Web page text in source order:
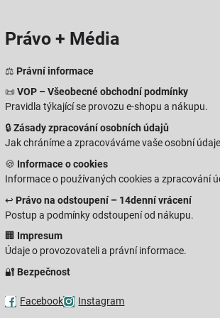
Právo + Média
⚖️ Právní informace
📜VOP – Všeobecné obchodní podmínky
Pravidla týkající se provozu e-shopu a nákupu.
🔒Zásady zpracování osobních údajů
Jak chráníme a zpracováváme vaše osobní
🍪 Informace o cookies
Informace o používaných cookies a zpracování
↩️ Právo na odstoupení – 14denní vrácení
Postup a podmínky odstoupení od nákupu.
🏢 Impresum
Údaje o provozovateli a právní informace.
🔐 Bezpečnost
Facebook Instagram